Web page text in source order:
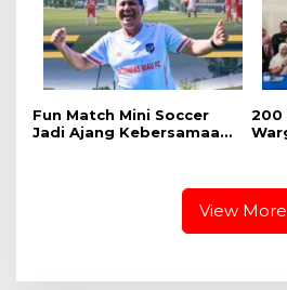
Fun Match Mini Soccer
Jadi Ajang Kebersamaan
‎200
View More